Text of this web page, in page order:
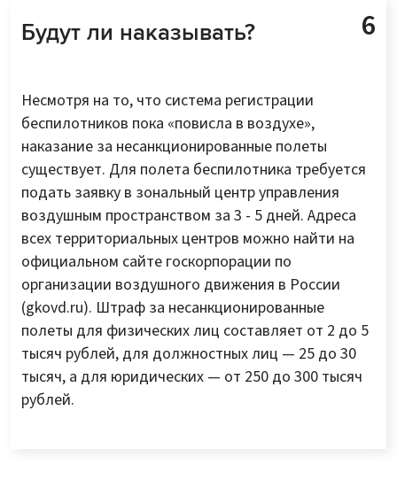
Будут ли наказывать?
Несмотря на то, что система регистрации
беспилотников пока «повисла в воздухе»,
наказание за несанкционированные полеты
существует. Для полета беспилотника требуется
подать заявку в зональный центр управления
воздушным пространством за 3 - 5 дней. Адреса
всех территориальных центров можно найти на
официальном сайте госкорпорации по
организации воздушного движения в России
(gkovd.ru). Штраф за несанкционированные
полеты для физических лиц составляет от 2 до 5
тысяч рублей, для должностных лиц — 25 до 30
тысяч, а для юридических — от 250 до 300 тысяч
рублей.